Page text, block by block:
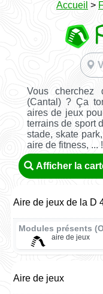
Accueil >
Vous
(Cantal) ? Ça
aires de jeux
terrains de sport
stade, skate
aire de fitness, ... !
Afficher la
Aire de jeux de la D
Modules présents
aire de jeux
Aire de jeux